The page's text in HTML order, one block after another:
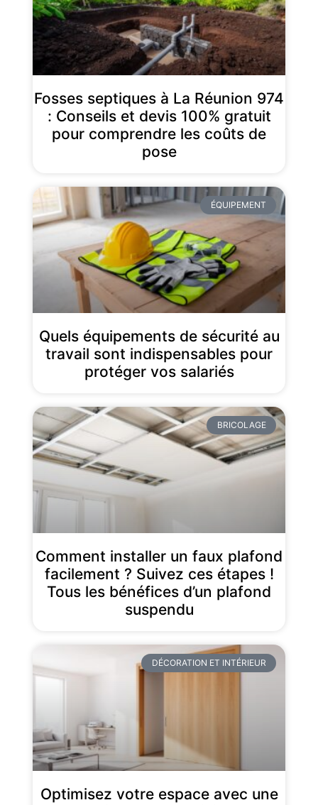
Fosses septiques à La Réunion 974
: Conseils et devis 100% gratuit
pour comprendre les coûts de
pose
ÉQUIPEMENT
Quels équipements de sécurité au
travail sont indispensables pour
protéger vos salariés
BRICOLAGE
Comment installer un faux plafond
facilement ? Suivez ces étapes !
Tous les bénéfices d’un plafond
suspendu
DÉCORATION ET INTÉRIEUR
Optimisez votre espace avec une